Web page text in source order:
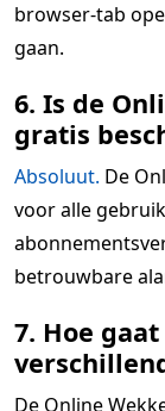
browser-tab
gaan.
6. Is de
gratis
Absoluut. De
voor alle
betrouwbare
7. Hoe
De Online